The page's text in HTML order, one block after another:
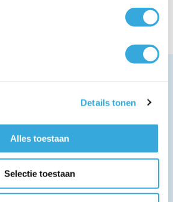
Details tonen
Alles toestaan
Selectie toestaan
Airco's met 1/4 x 3/8